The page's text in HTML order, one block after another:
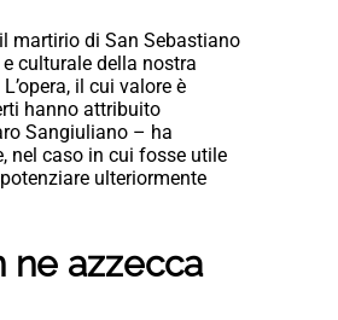
martirio di San Sebastiano
culturale della nostra
L’opera, il cui valore è
hanno attribuito
Sangiuliano – ha
nel caso in cui fosse utile
ulteriormente
ne azzecca